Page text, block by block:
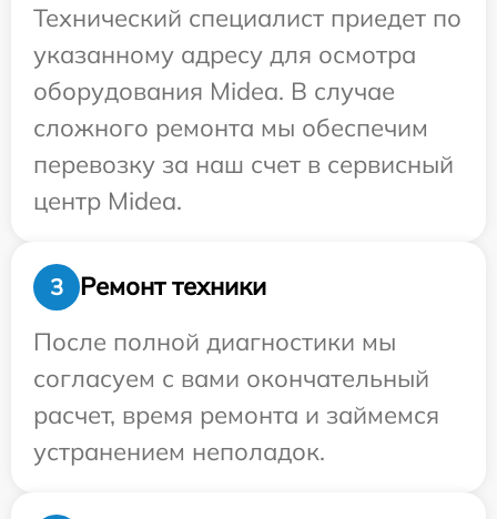
Технический специалист приедет по
указанному адресу для осмотра
оборудования Midea. В случае
сложного ремонта мы обеспечим
перевозку за наш счет в сервисный
центр Midea.
3
Ремонт техники
После полной диагностики мы
согласуем с вами окончательный
расчет, время ремонта и займемся
устранением неполадок.